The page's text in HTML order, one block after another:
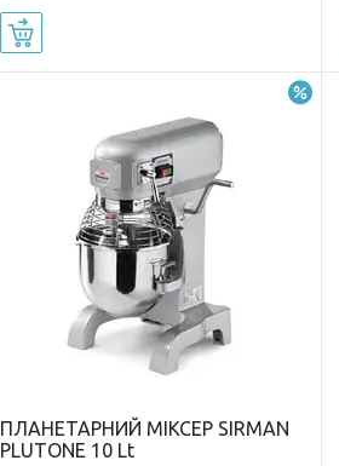
ПЛАНЕТАРНИЙ МІКСЕР SIRMAN
PLUTONE 10 Lt